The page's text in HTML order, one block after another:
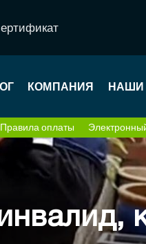
КОМПАНИЯ НАШИ
Правила оплаты